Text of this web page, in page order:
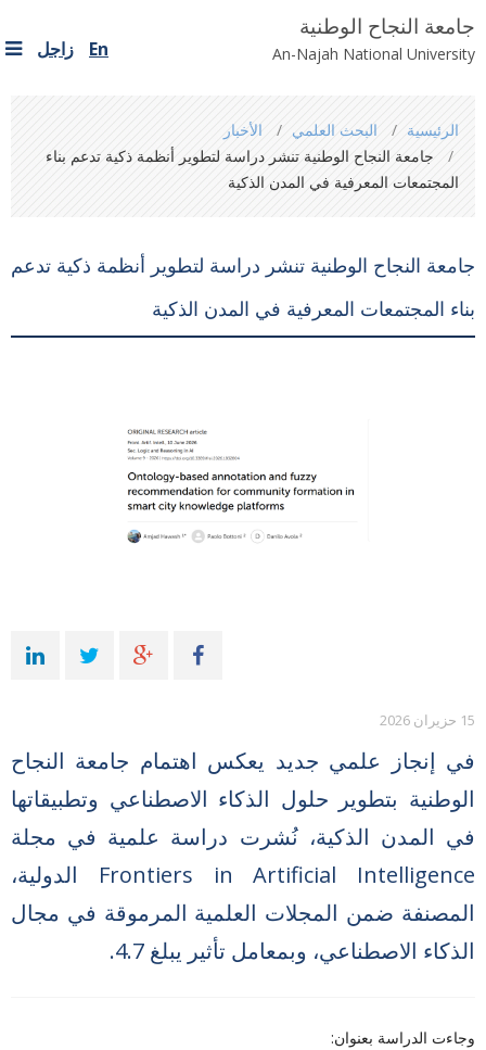
جامعة النجاح الوطنية
An-Najah National University
En زاجل
are
here
الرئيسية البحث العلمي
الأخبار
جامعة النجاح الوطنية تنشر دراسة لتطوير أنظمة ذكية تدعم بناء
المجتمعات المعرفية في المدن الذكية
جامعة النجاح الوطنية تنشر دراسة لتطوير أنظمة ذكية تدعم
بناء المجتمعات المعرفية في المدن الذكية
15 حزيران 2026
في إنجاز علمي جديد يعكس اهتمام جامعة النجاح
الوطنية بتطوير حلول الذكاء الاصطناعي وتطبيقاتها
في المدن الذكية، نُشرت دراسة علمية في مجلة
Frontiers in Artificial Intelligence الدولية،
المصنفة ضمن المجلات العلمية المرموقة في مجال
الذكاء الاصطناعي، وبمعامل تأثير يبلغ 4.7.
وجاءت الدراسة بعنوان: